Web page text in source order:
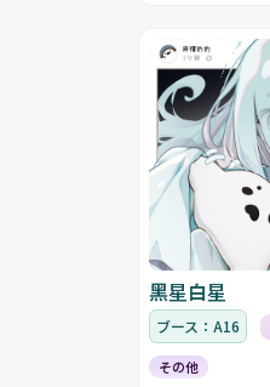
黑星白星
ブース：A16
その他